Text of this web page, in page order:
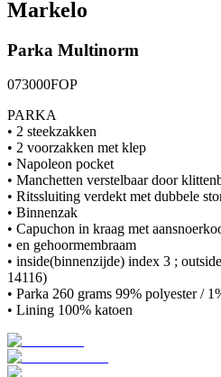
Markelo
Parka Multinorm
073000FOP
PARKA
• 2 steekzakken
• 2 voorzakken met klep
• Napoleon pocket
• Manchetten verstelbaar door
• Ritssluiting verdekt met dubbele
• Binnenzak
• Capuchon in kraag met
• en gehoormembraam
• inside(binnenzijde) index 3 ;
14116)
• Parka 260 grams 99% polyester /
• Lining 100% katoen